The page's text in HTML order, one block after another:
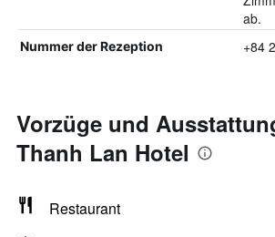
ab.
Nummer der Rezeption +84
Vorzüge und
Thanh Lan Hotel
Restaurant